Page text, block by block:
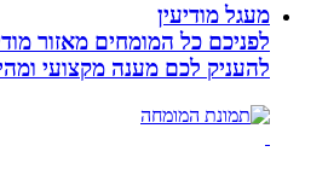
מעגל מודיעין
לפניכם כל המומחים מאזור
להעניק לכם מענה מקצועי ומהימן